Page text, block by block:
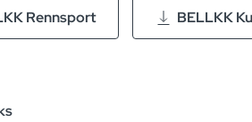
Rennsport BELLKK